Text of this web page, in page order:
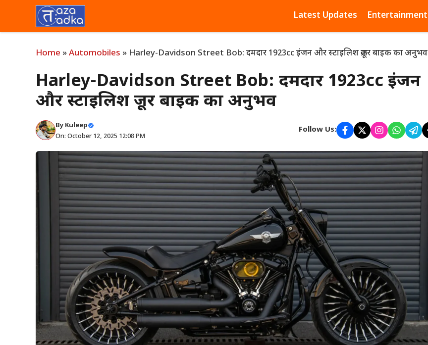
content
Latest Updates Entertainment
Home »Automobiles » Harley-Davidson Street Bob: दमदार 1923cc इंजन और स्टाइलिश क्रूजर बाइक का अनुभव
Harley-Davidson Street Bob: दमदार 1923cc इंजन
और स्टाइलिश क्रूजर बाइक का अनुभव
By Kuleep
On: October 12, 2025 12:08 PM
Follow Us: